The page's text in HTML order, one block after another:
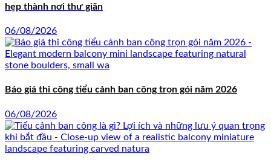
hẹp thành nơi thư giãn
06/08/2026
Báo giá thi công tiểu cảnh ban công trọn gói năm 2026
06/08/2026